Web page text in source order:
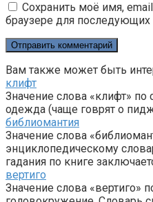
Сохранить моё имя,
браузере для
Вам также может быть
клифт
Значение слова «клифт»
одежда (чаще говрят о
библиомантия
Значение слова
энциклопедическому
гадания по книге
вертиго
Значение слова «вертиго»